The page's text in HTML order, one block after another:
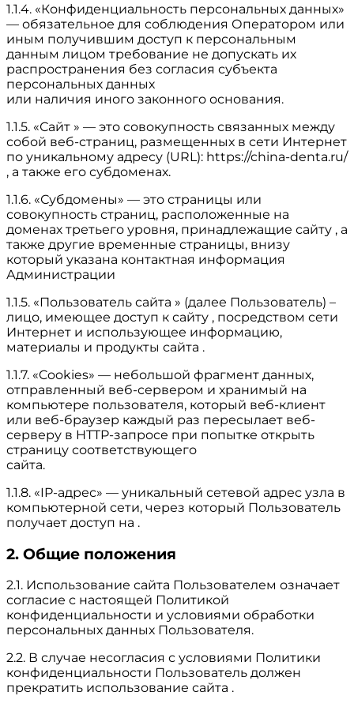
1.1.4. «Конфиденциальность персональных данных»
— обязательное для соблюдения Оператором или
иным получившим доступ к персональным
данным лицом требование не допускать их
распространения без согласия субъекта
персональных данных
или наличия иного законного основания.
1.1.5. «Сайт » — это совокупность связанных между
собой веб-страниц, размещенных в сети Интернет
по уникальному адресу (URL): https://china-denta.ru/
, а также его субдоменах.
1.1.6. «Субдомены» — это страницы или
совокупность страниц, расположенные на
доменах третьего уровня, принадлежащие сайту , а
также другие временные страницы, внизу
который указана контактная информация
Администрации
1.1.5. «Пользователь сайта » (далее Пользователь) –
лицо, имеющее доступ к сайту , посредством сети
Интернет и использующее информацию,
материалы и продукты сайта .
1.1.7. «Cookies» — небольшой фрагмент данных,
отправленный веб-сервером и хранимый на
компьютере пользователя, который веб-клиент
или веб-браузер каждый раз пересылает веб-
серверу в HTTP-запросе при попытке открыть
страницу соответствующего
сайта.
1.1.8. «IP-адрес» — уникальный сетевой адрес узла в
компьютерной сети, через который Пользователь
получает доступ на .
2. Общие положения
2.1. Использование сайта Пользователем означает
согласие с настоящей Политикой
конфиденциальности и условиями обработки
персональных данных Пользователя.
2.2. В случае несогласия с условиями Политики
конфиденциальности Пользователь должен
прекратить использование сайта .